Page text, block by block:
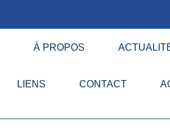
À PROPOS
LIENS CONTACT